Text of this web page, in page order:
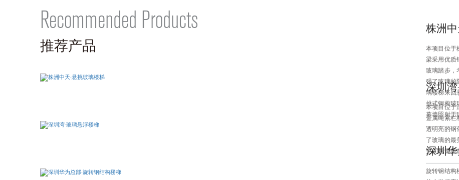
Recommended Products
推荐产品
株洲
本项目位于
梁采用优质
玻璃踏步，
强了玻璃的
璃楼梯来回
挑式钢构玻
幕墙照射于
深圳
本项目位于
金属绳索栏
透明亮的钢
了玻璃的最
空间视觉美
深圳
旋转钢结构